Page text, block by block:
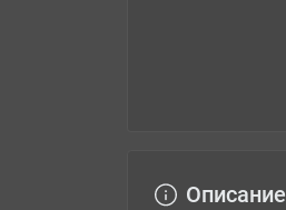
Описание